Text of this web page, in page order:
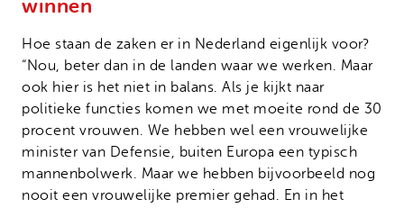
winnen
Hoe staan de zaken er in Nederland eigenlijk voor?
“Nou, beter dan in de landen waar we werken. Maar
ook hier is het niet in balans. Als je kijkt naar
politieke functies komen we met moeite rond de 30
procent vrouwen. We hebben wel een vrouwelijke
minister van Defensie, buiten Europa een typisch
mannenbolwerk. Maar we hebben bijvoorbeeld nog
nooit een vrouwelijke premier gehad. En in het